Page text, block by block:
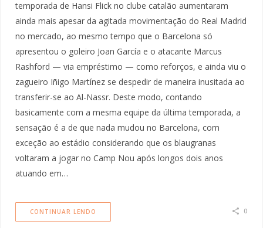
temporada de Hansi Flick no clube catalão aumentaram
ainda mais apesar da agitada movimentação do Real Madrid
no mercado, ao mesmo tempo que o Barcelona só
apresentou o goleiro Joan García e o atacante Marcus
Rashford — via empréstimo — como reforços, e ainda viu o
zagueiro Iñigo Martínez se despedir de maneira inusitada ao
transferir-se ao Al-Nassr. Deste modo, contando
basicamente com a mesma equipe da última temporada, a
sensação é a de que nada mudou no Barcelona, com
exceção ao estádio considerando que os blaugranas
voltaram a jogar no Camp Nou após longos dois anos
atuando em…
CONTINUAR LENDO 0